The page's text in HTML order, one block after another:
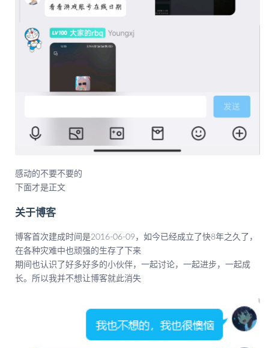
感动的不要不要的
下面才是正文
关于博客
博客首次建成时间是2016-06-09，如今已经成立了快8年之久了，
在各种灾难中也顽强的生存了下来
期间也认识了好多好多的小伙伴，一起讨论，一起进步，一起成
长。所以我并不想让博客就此消失